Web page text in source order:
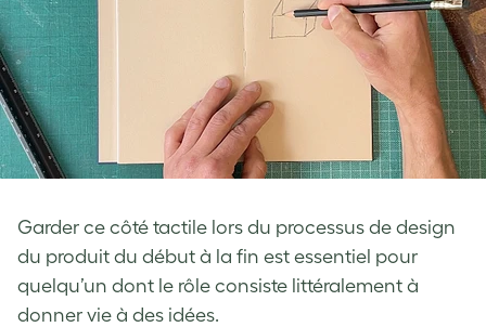
Garder ce côté tactile lors du processus de design
du produit du début à la fin est essentiel pour
quelqu’un dont le rôle consiste littéralement à
donner vie à des idées.